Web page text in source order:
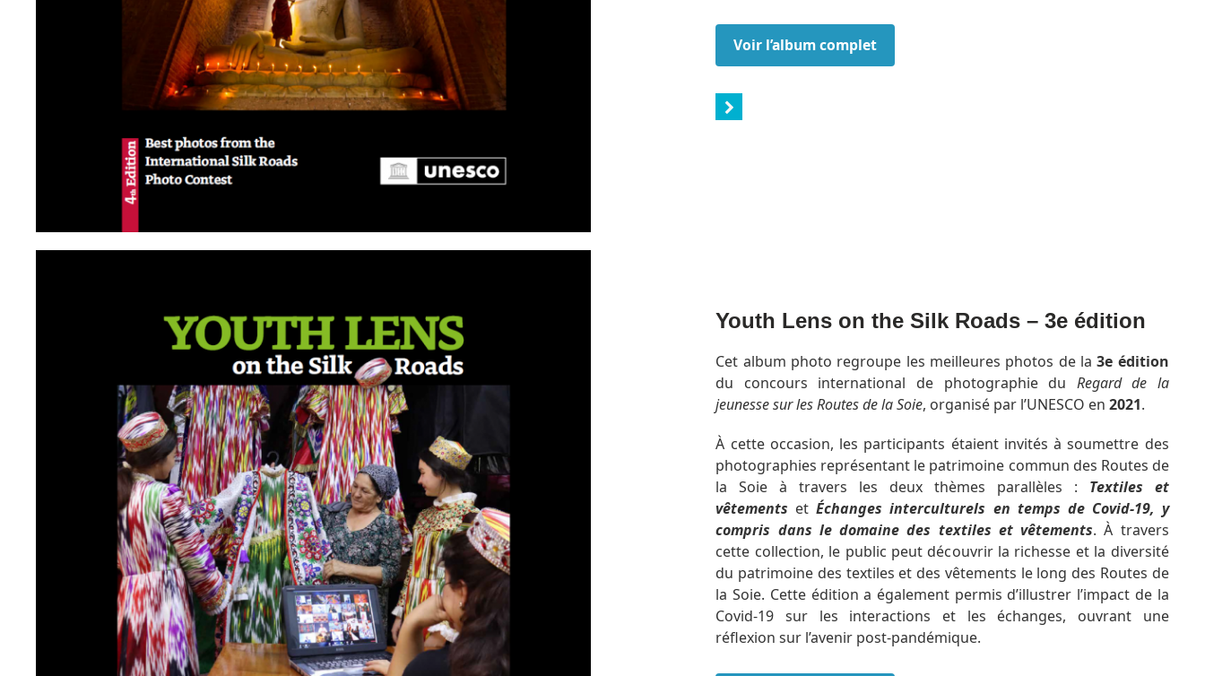
Voir l’album complet
Youth Lens on the Silk Roads – 3e édition
Cet album photo regroupe les meilleures photos de la3e édition
du concours international de photographie du Regard de la
jeunesse sur les Routes de la Soie, organisé par l’UNESCO en2021.
À cette occasion, les participants étaient invités à soumettre des
photographies représentant le patrimoine commun des Routes de
la Soie à travers les deux thèmes parallèles : Textiles et
vêtements etÉchanges interculturels en temps de Covid-19, y
compris dans le domaine des textiles et vêtements. À travers
cette collection, le public peut découvrir la richesse et la diversité
du patrimoine des textiles et des vêtements le long des Routes de
la Soie. Cette édition a également permis d’illustrer l’impact de la
Covid-19 sur les interactions et les échanges, ouvrant une
réflexion sur l’avenir post-pandémique.